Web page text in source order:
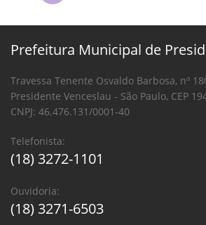
Prefeitura Municipal de
Travessa Tenente Osvaldo Barbosa, nº
Presidente Venceslau - São Paulo, CEP
CNPJ: 46.476.131/0001-40
Telefonista:
(18) 3272-1101
Ouvidoria:
(18) 3271-6503